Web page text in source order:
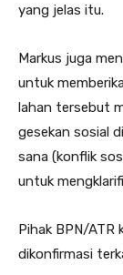
yang jelas itu.
Markus juga
untuk
lahan tersebut
gesekan sosial
sana (konflik
untuk
Pihak BPN/ATR
dikonfirmasi